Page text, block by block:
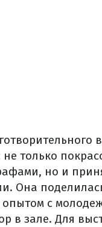
только
но и
Она
опытом с
в зале. Для